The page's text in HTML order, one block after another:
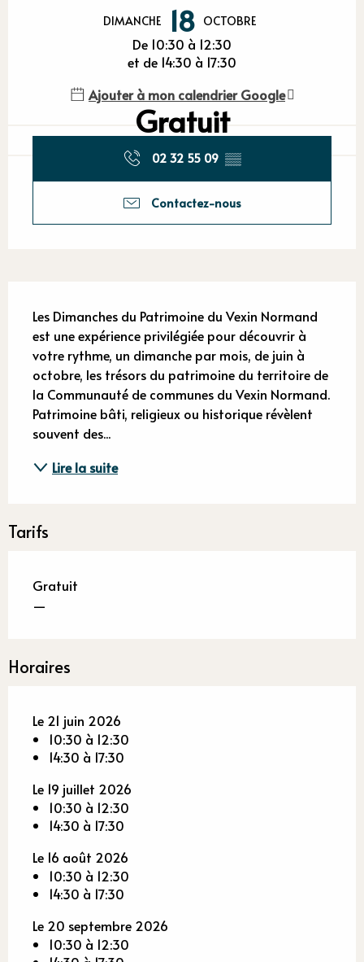
DIMANCHE 18 OCTOBRE
De 10:30 à 12:30
et de 14:30 à 17:30
Ajouter à mon calendrier Google
Gratuit
02 32 55 09 ▒▒
Contactez-nous
Les Dimanches du Patrimoine du Vexin Normand
est une expérience privilégiée pour découvrir à
votre rythme, un dimanche par mois, de juin à
octobre, les trésors du patrimoine du territoire de
la Communauté de communes du Vexin Normand.
Patrimoine bâti, religieux ou historique révèlent
souvent des...
Lire la suite
Tarifs
Gratuit
—
Horaires
Le 21 juin 2026
10:30 à 12:30
14:30 à 17:30
Le 19 juillet 2026
10:30 à 12:30
14:30 à 17:30
Le 16 août 2026
10:30 à 12:30
14:30 à 17:30
Le 20 septembre 2026
10:30 à 12:30